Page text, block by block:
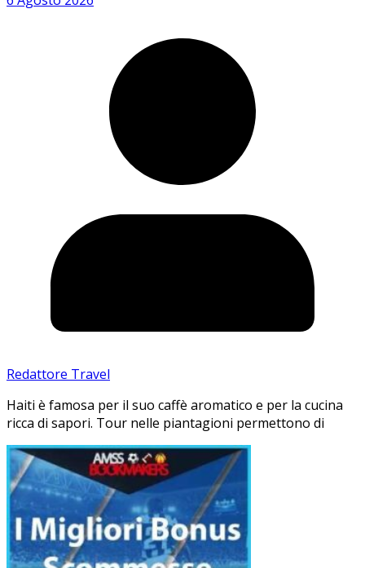
Redattore Travel
Haiti è famosa per il suo caffè aromatico e per la cucina
ricca di sapori. Tour nelle piantagioni permettono di